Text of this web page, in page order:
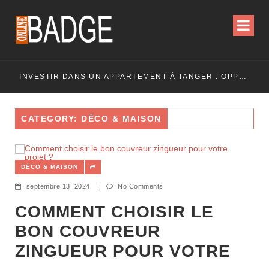
INVESTIR DANS UN APPARTEMENT À TANGER : OPPORTUNITÉS ET POINTS ESSENTIELS À CONNAÎTRE
CATEGORY: DÉCO & MAISON
DÉCO & MAISON
septembre 13, 2024 | No Comments
COMMENT CHOISIR LE
BON COUVREUR
ZINGUEUR POUR VOTRE